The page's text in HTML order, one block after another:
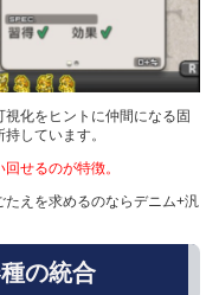
化をヒントに仲間になる固
しています。
せるのが特徴。
えを求めるのならデニム+汎
の統合